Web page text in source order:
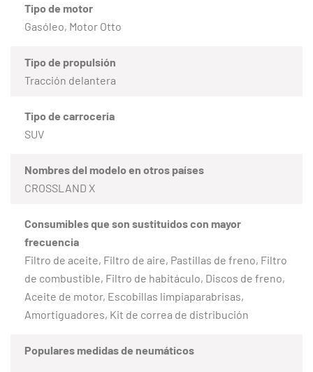
Tipo de motor
Gasóleo, Motor Otto
Tipo de propulsión
Tracción delantera
Tipo de carrocería
SUV
Nombres del modelo en otros países
CROSSLAND X
Consumibles que son sustituidos con mayor
frecuencia
Filtro de aceite, Filtro de aire, Pastillas de freno, Filtro
de combustible, Filtro de habitáculo, Discos de freno,
Aceite de motor, Escobillas limpiaparabrisas,
Amortiguadores, Kit de correa de distribución
Populares medidas de neumáticos